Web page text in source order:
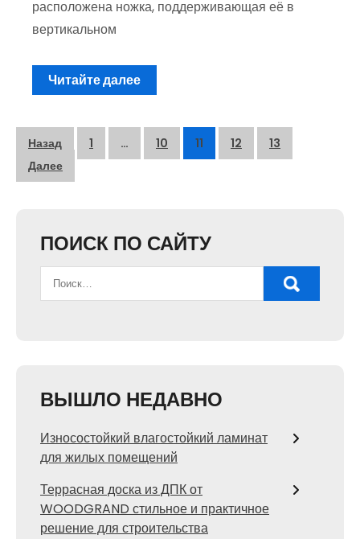
расположена ножка, поддерживающая её в
вертикальном
Читайте далее
Пагинация
записей
Назад 1 … 10 11 12
13
Далее
ПОИСК ПО САЙТУ
ВЫШЛО НЕДАВНО
Износостойкий влагостойкий ламинат
для жилых помещений
Террасная доска из ДПК от
WOODGRAND стильное и практичное
решение для строительства